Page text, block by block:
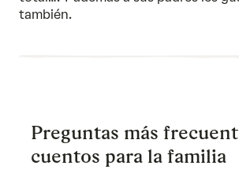
también.
Preguntas más
cuentos para la familia